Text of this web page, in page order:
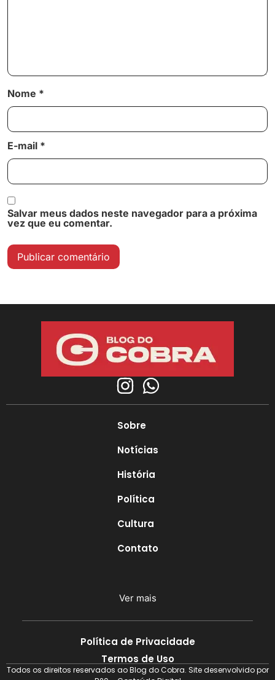
Nome *
E-mail *
Salvar meus dados neste navegador para a próxima
vez que eu comentar.
Sobre
Notícias
História
Política
Cultura
Contato
Ver mais
Política de Privacidade
Termos de Uso
Todos os direitos reservados ao Blog do Cobra. Site desenvolvido por